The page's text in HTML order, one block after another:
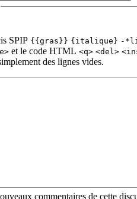
SPIP {{gras}} {italique} -
et le code HTML <q> <del>
des lignes vides.
commentaires de cette